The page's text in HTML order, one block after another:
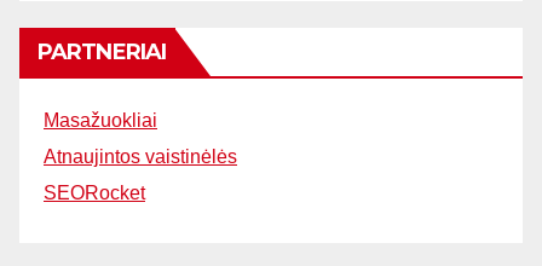
PARTNERIAI
Masažuokliai
Atnaujintos vaistinėlės
SEORocket